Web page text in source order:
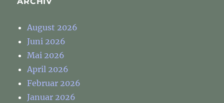
August 2026
Juni 2026
Mai 2026
April 2026
Februar 2026
Januar 2026